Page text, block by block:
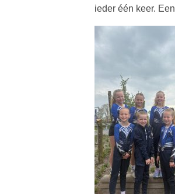
ieder één keer.